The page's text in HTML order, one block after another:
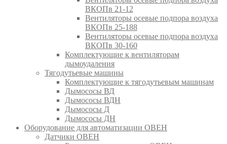
ВКОПв 21-12
Вентиляторы осевые подпора воздуха
ВКОПв 25-188
Вентиляторы осевые подпора воздуха
ВКОПв 30-160
Комплектующие к вентиляторам
дымоудаления
Тягодутьевые машины
Комплектующие к тягодутьевым машинам
Дымососы ВД
Дымососы ВДН
Дымососы Д
Дымососы ДН
Оборудование для автоматизации ОВЕН
Датчики ОВЕН